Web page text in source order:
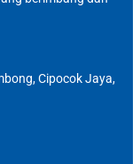
Cipocok Jaya,